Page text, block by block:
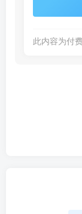
此内容为付